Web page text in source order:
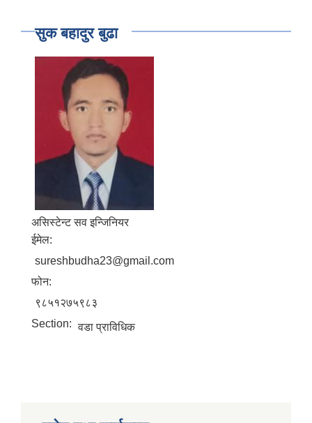
सुक बहादुर बुढा
असिस्टेन्ट सव इन्जिनियर
ईमेल:
sureshbudha23@gmail.com
फोन:
९८५१२७५९८३
Section: वडा प्राविधिक